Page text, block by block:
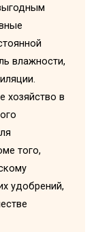
влажности,
хозяйство в
того,
удобрений,